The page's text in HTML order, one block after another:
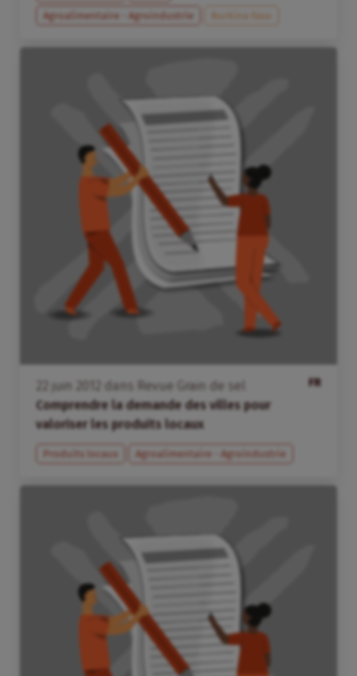
Agroalimentaire - Agroindustrie
Burkina Faso
FR
juin dans
Revue Grain de sel
Comprendre la demande des villes pour
valoriser les produits locaux
Produits locaux Agroalimentaire - Agroindustrie